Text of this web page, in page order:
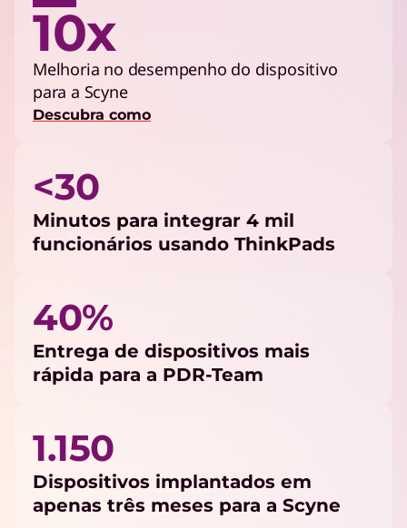
10x
Melhoria no desempenho do dispositivo
para a Scyne
Descubra como
<30
Minutos para integrar 4 mil
funcionários usando ThinkPads
40%
Entrega de dispositivos mais
rápida para a PDR-Team
1.150
Dispositivos implantados em
apenas três meses para a Scyne